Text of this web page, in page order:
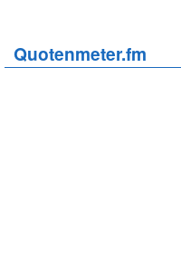
Quotenmeter.fm